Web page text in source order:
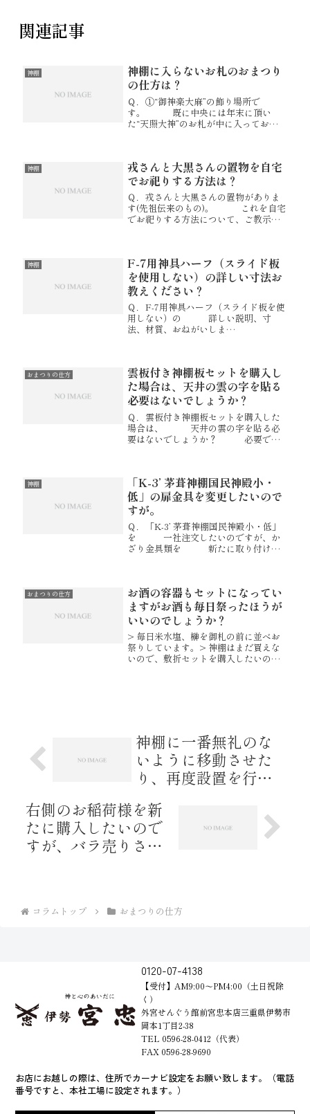
関連記事
神棚
神棚に入らないお札のおまつり
の仕方は？
Ｑ．①“御神楽大麻”の飾り場所で
す。 既に中央には年末に頂い
た“天照大神”のお札が中に入ってお
に立てかけました。 右側には、
氏神様のお札を...
神棚
戎さんと大黒さんの置物を自宅
でお祀りする方法は？
Ｑ．戎さんと大黒さんの置物がありま
す(先祖伝来のもの)。 これを自宅
でお祀りする方法について、ご教示下
か? Ａ．二福神用神棚のも...
神棚
F-7用神具ハーフ（スライド板
を使用しない）の詳しい寸法お
教えください？
Ｑ．F-7用神具ハーフ（スライド板を使
用しない）の 詳しい説明、寸
法、材質、おねがいしま
まして、扉・高欄・外枠の正面等は...
おまつりの仕方
雲板付き神棚板セットを購入し
た場合は、天井の雲の字を貼る
必要はないでしょうか？
Ｑ．雲板付き神棚板セットを購入した
場合は、 天井の雲の字を貼る必
要はないでしょうか？ 必要でし
めいただきましたお客様にも お
勧めさ...
神棚
「K-3’ 茅葺神棚国民神殿小・
低」の扉金具を変更したいので
すが。
Ｑ．「K-3’ 茅葺神棚国民神殿小・低」
を 一社注文したいのですが、か
ざり金具類を 新たに取り付けて
でございます。 扉のみ手打ち八
双...
おまつりの仕方
お酒の容器もセットになってい
ますがお酒も毎日祭ったほうが
いいのでしょうか？
> 毎日米水塩、榊を御札の前に並べお
祭りしています。> 神棚はまだ買えな
いので、敷折セットを購入したいので
神棚に一番無礼のな
いように移動させた
り、再度設置を行い
す。
右側のお稲荷様を新
たに購入したいので
すが、バラ売りされ
コラムトップ おまつりの仕方
0120-07-4138
【受付】AM9:00～PM4:00（土日祝除
く）
外宮せんぐう館前宮忠本店三重県伊勢市
岡本1丁目2-38
TEL 0596-28-0412（代表）
FAX 0596-28-9690
お店にお越しの際は、住所でカーナビ設定をお願い致します。（電話
番号ですと、本社工場に設定されます。）